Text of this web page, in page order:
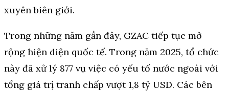
xuyên biên giới.
Trong những năm gần đây, GZAC tiếp tục mở
rộng hiện diện quốc tế. Trong năm 2025, tổ chức
này đã xử lý 877 vụ việc có yếu tố nước ngoài với
tổng giá trị tranh chấp vượt 1,8 tỷ USD. Các bên